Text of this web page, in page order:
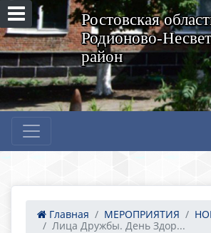
Ростовская
Родионово-
район
Главная МЕРОПРИЯТИЯ
Лица Дружбы. День Здор...